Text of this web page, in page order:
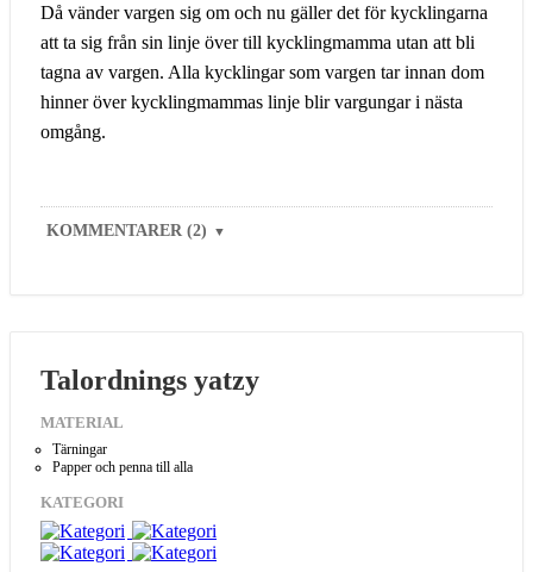
Då vänder vargen sig om och nu gäller det för kycklingarna
att ta sig från sin linje över till kycklingmamma utan att bli
tagna av vargen. Alla kycklingar som vargen tar innan dom
hinner över kycklingmammas linje blir vargungar i nästa
omgång.
KOMMENTARER (2) ▼
Talordnings yatzy
MATERIAL
Tärningar
Papper och penna till alla
KATEGORI